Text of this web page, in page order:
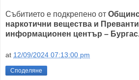
Събитието е подкрепено от
наркотични вещества и
информационен център –
at 12/09/2024 07:13:00 pm
Споделяне